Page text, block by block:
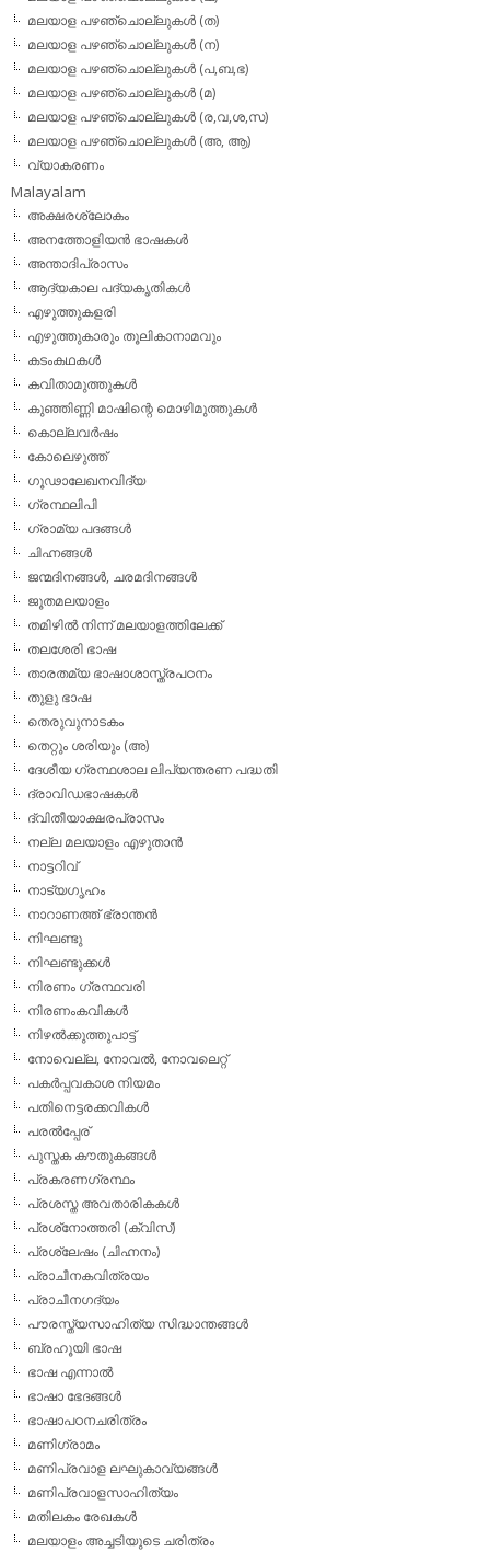
മലയാള പഴഞ്ചൊല്ലുകള്‍ (ത)
മലയാള പഴഞ്ചൊല്ലുകള്‍ (ന)
മലയാള പഴഞ്ചൊല്ലുകള്‍ (പ,ബ,ഭ)
മലയാള പഴഞ്ചൊല്ലുകള്‍ (മ)
മലയാള പഴഞ്ചൊല്ലുകള്‍ (ര,വ,ശ,സ)
മലയാള പഴഞ്ചൊല്ലുകൾ (അ, ആ)
വ്യാകരണം
Malayalam
അക്ഷരശ്ലോകം
അനത്തോളിയന്‍ ഭാഷകള്‍
അന്താദിപ്രാസം
ആദ്യകാല പദ്യകൃതികള്‍
എഴുത്തുകളരി
എഴുത്തുകാരും തൂലികാനാമവും
കടംകഥകള്‍
കവിതാമുത്തുകള്‍
കുഞ്ഞിണ്ണി മാഷിന്റെ മൊഴിമുത്തുകള്‍
കൊല്ലവര്‍ഷം
കോലെഴുത്ത്
ഗൂഢാലേഖനവിദ്യ
ഗ്രന്ഥലിപി
ഗ്രാമ്യ പദങ്ങള്‍
ചിഹ്നങ്ങള്‍
ജന്മദിനങ്ങള്‍, ചരമദിനങ്ങള്‍
ജൂതമലയാളം
തമിഴില്‍ നിന്ന് മലയാളത്തിലേക്ക്
തലശേരി ഭാഷ
താരതമ്യ ഭാഷാശാസ്ത്രപഠനം
തുളു ഭാഷ
തെരുവുനാടകം
തെറ്റും ശരിയും (അ)
ദേശീയ ഗ്രന്ഥശാല ലിപ്യന്തരണ പദ്ധതി
ദ്രാവിഡഭാഷകള്‍
ദ്വിതീയാക്ഷരപ്രാസം
നല്ല മലയാളം എഴുതാന്‍
നാട്ടറിവ്
നാട്യഗൃഹം
നാറാണത്ത് ഭ്രാന്തന്‍
നിഘണ്ടു
നിഘണ്ടുക്കള്‍
നിരണം ഗ്രന്ഥവരി
നിരണംകവികള്‍
നിഴല്‍ക്കുത്തുപാട്ട്
നോവെല്ല, നോവല്‍, നോവലെറ്റ്
പകര്‍പ്പവകാശ നിയമം
പതിനെട്ടരക്കവികള്‍
പരല്‍പ്പേര്
പുസ്തക കൗതുകങ്ങള്‍
പ്രകരണഗ്രന്ഥം
പ്രശസ്ത അവതാരികകള്‍
പ്രശ്‌നോത്തരി (ക്വിസ്)
പ്രശ്ലേഷം (ചിഹ്നനം)
പ്രാചീനകവിത്രയം
പ്രാചീനഗദ്യം
പൗരസ്ത്യസാഹിത്യ സിദ്ധാന്തങ്ങള്‍
ബ്രഹൂയി ഭാഷ
ഭാഷ എന്നാല്‍
ഭാഷാ ഭേദങ്ങള്‍
ഭാഷാപഠനചരിത്രം
മണിഗ്രാമം
മണിപ്രവാള ലഘുകാവ്യങ്ങള്‍
മണിപ്രവാളസാഹിത്യം
മതിലകം രേഖകള്‍
മലയാളം അച്ചടിയുടെ ചരിത്രം